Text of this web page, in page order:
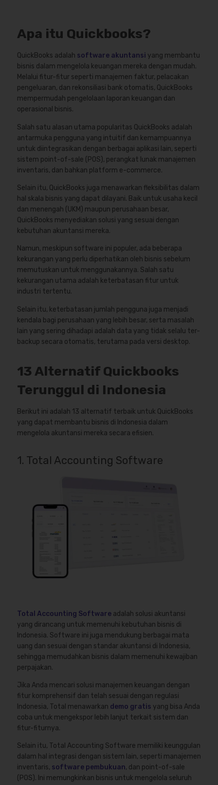
Apa itu Quickbooks?
QuickBooks adalah software akuntansi yang membantu
bisnis dalam mengelola keuangan mereka dengan mudah.
Melalui fitur-fitur seperti manajemen faktur, pelacakan
pengeluaran, dan rekonsiliasi bank otomatis, QuickBooks
mempermudah pengelolaan laporan keuangan dan
operasional bisnis.
Salah satu alasan utama popularitas QuickBooks adalah
antarmuka pengguna yang intuitif dan kemampuannya
untuk diintegrasikan dengan berbagai aplikasi lain, seperti
sistem point-of-sale (POS), perangkat lunak manajemen
inventaris, dan bahkan platform e-commerce.
Selain itu, QuickBooks juga menawarkan fleksibilitas dalam
hal skala bisnis yang dapat dilayani. Baik untuk usaha kecil
dan menengah (UKM) maupun perusahaan besar,
QuickBooks menyediakan solusi yang sesuai dengan
kebutuhan akuntansi mereka.
Namun, meskipun software ini populer, ada beberapa
kekurangan yang perlu diperhatikan oleh bisnis sebelum
memutuskan untuk menggunakannya. Salah satu
kekurangan utama adalah keterbatasan fitur untuk
industri tertentu.
Selain itu, keterbatasan jumlah pengguna juga menjadi
kendala bagi perusahaan yang lebih besar, serta masalah
lain yang sering dihadapi adalah data yang tidak selalu ter-
backup secara otomatis, terutama pada versi desktop.
13 Alternatif Quickbooks
Terunggul di Indonesia
Berikut ini adalah 13 alternatif terbaik untuk QuickBooks
yang dapat membantu bisnis di Indonesia dalam
mengelola akuntansi mereka secara efisien.
1. Total Accounting Software
Total Accounting Software adalah solusi akuntansi
yang dirancang untuk memenuhi kebutuhan bisnis di
Indonesia. Software ini juga mendukung berbagai mata
uang dan sesuai dengan standar akuntansi di Indonesia,
sehingga memudahkan bisnis dalam memenuhi kewajiban
perpajakan.
Jika Anda mencari solusi manajemen keuangan dengan
fitur komprehensif dan telah sesuai dengan regulasi
Indonesia, Total menawarkan demo gratis yang bisa Anda
coba untuk mengekspor lebih lanjut terkait sistem dan
fitur-fiturnya.
Selain itu, Total Accounting Software memiliki keunggulan
dalam hal integrasi dengan sistem lain, seperti manajemen
inventaris, software pembukuan, dan point-of-sale
(POS). Ini memungkinkan bisnis untuk mengelola seluruh